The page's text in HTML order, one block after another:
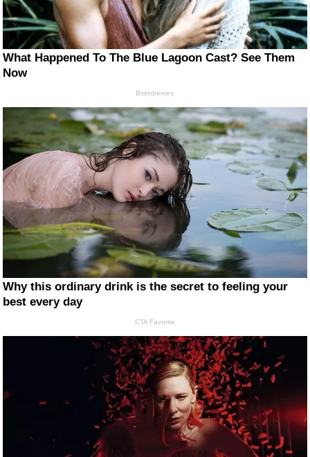
What Happened To The Blue Lagoon Cast? See Them
Now
Brainberries
Why this ordinary drink is the secret to feeling your
best every day
CTA Favorite